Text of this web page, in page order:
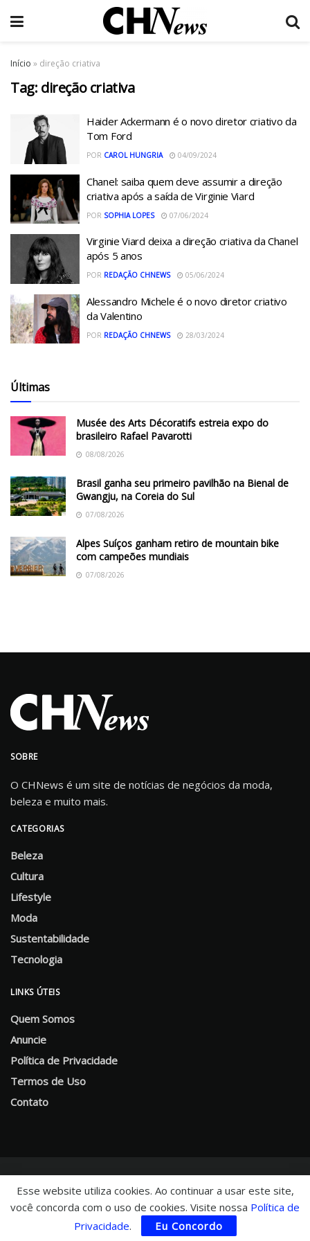
Início » direção criativa
Tag: direção criativa
Haider Ackermann é o novo diretor criativo da
Tom Ford
POR CAROL HUNGRIA 04/09/2024
Chanel: saiba quem deve assumir a direção
criativa após a saída de Virginie Viard
POR SOPHIA LOPES 07/06/2024
Virginie Viard deixa a direção criativa da Chanel
após 5 anos
POR REDAÇÃO CHNEWS 05/06/2024
Alessandro Michele é o novo diretor criativo
da Valentino
POR REDAÇÃO CHNEWS 28/03/2024
Últimas
Musée des Arts Décoratifs estreia expo do
brasileiro Rafael Pavarotti
08/08/2026
Brasil ganha seu primeiro pavilhão na Bienal de
Gwangju, na Coreia do Sul
07/08/2026
Alpes Suíços ganham retiro de mountain bike
com campeões mundiais
07/08/2026
SOBRE
O CHNews é um site de notícias de negócios da moda,
beleza e muito mais.
CATEGORIAS
Beleza
Cultura
Lifestyle
Moda
Sustentabilidade
Tecnologia
LINKS ÚTEIS
Quem Somos
Anuncie
Política de Privacidade
Termos de Uso
Contato
© 2025 CHNews - Portal de Notícias
Esse website utiliza cookies. Ao continuar a usar este site,
você concorda com o uso de cookies. Visite nossa Política de
Privacidade. Eu Concordo